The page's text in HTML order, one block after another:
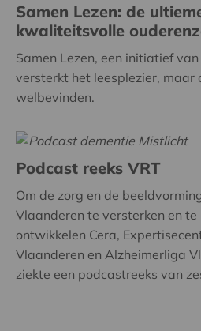
Samen Lezen: de
kwaliteitsvolle
Samen Lezen, een initiatief
versterkt het leesplezier, maar
welbevinden.
Podcast reeks VRT
Om de zorg en de
Vlaanderen te versterken en te
ontwikkelen Cera,
Vlaanderen en Alzheimerliga
ziekte een podcastreeks van